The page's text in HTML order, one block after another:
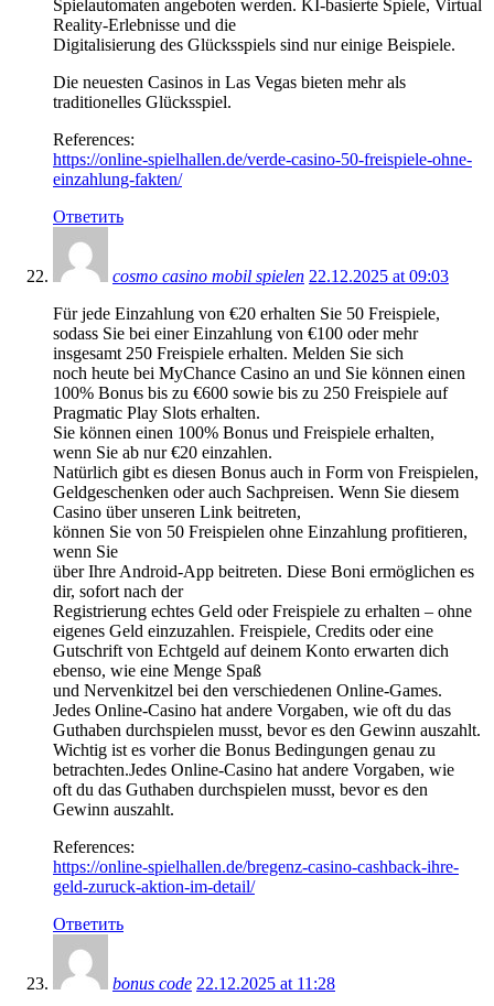
Spielautomaten angeboten werden. KI-basierte Spiele, Virtual
Reality-Erlebnisse und die
Digitalisierung des Glücksspiels sind nur einige Beispiele.
Die neuesten Casinos in Las Vegas bieten mehr als
traditionelles Glücksspiel.
References:
https://online-spielhallen.de/verde-casino-50-freispiele-ohne-
einzahlung-fakten/
Ответить
cosmo casino mobil spielen 22.12.2025 at 09:03
Für jede Einzahlung von €20 erhalten Sie 50 Freispiele,
sodass Sie bei einer Einzahlung von €100 oder mehr
insgesamt 250 Freispiele erhalten. Melden Sie sich
noch heute bei MyChance Casino an und Sie können einen
100% Bonus bis zu €600 sowie bis zu 250 Freispiele auf
Pragmatic Play Slots erhalten.
Sie können einen 100% Bonus und Freispiele erhalten,
wenn Sie ab nur €20 einzahlen.
Natürlich gibt es diesen Bonus auch in Form von Freispielen,
Geldgeschenken oder auch Sachpreisen. Wenn Sie diesem
Casino über unseren Link beitreten,
können Sie von 50 Freispielen ohne Einzahlung profitieren,
wenn Sie
über Ihre Android-App beitreten. Diese Boni ermöglichen es
dir, sofort nach der
Registrierung echtes Geld oder Freispiele zu erhalten – ohne
eigenes Geld einzuzahlen. Freispiele, Credits oder eine
Gutschrift von Echtgeld auf deinem Konto erwarten dich
ebenso, wie eine Menge Spaß
und Nervenkitzel bei den verschiedenen Online-Games.
Jedes Online-Casino hat andere Vorgaben, wie oft du das
Guthaben durchspielen musst, bevor es den Gewinn auszahlt.
Wichtig ist es vorher die Bonus Bedingungen genau zu
betrachten.Jedes Online-Casino hat andere Vorgaben, wie
oft du das Guthaben durchspielen musst, bevor es den
Gewinn auszahlt.
References:
https://online-spielhallen.de/bregenz-casino-cashback-ihre-
geld-zuruck-aktion-im-detail/
Ответить
bonus code 22.12.2025 at 11:28